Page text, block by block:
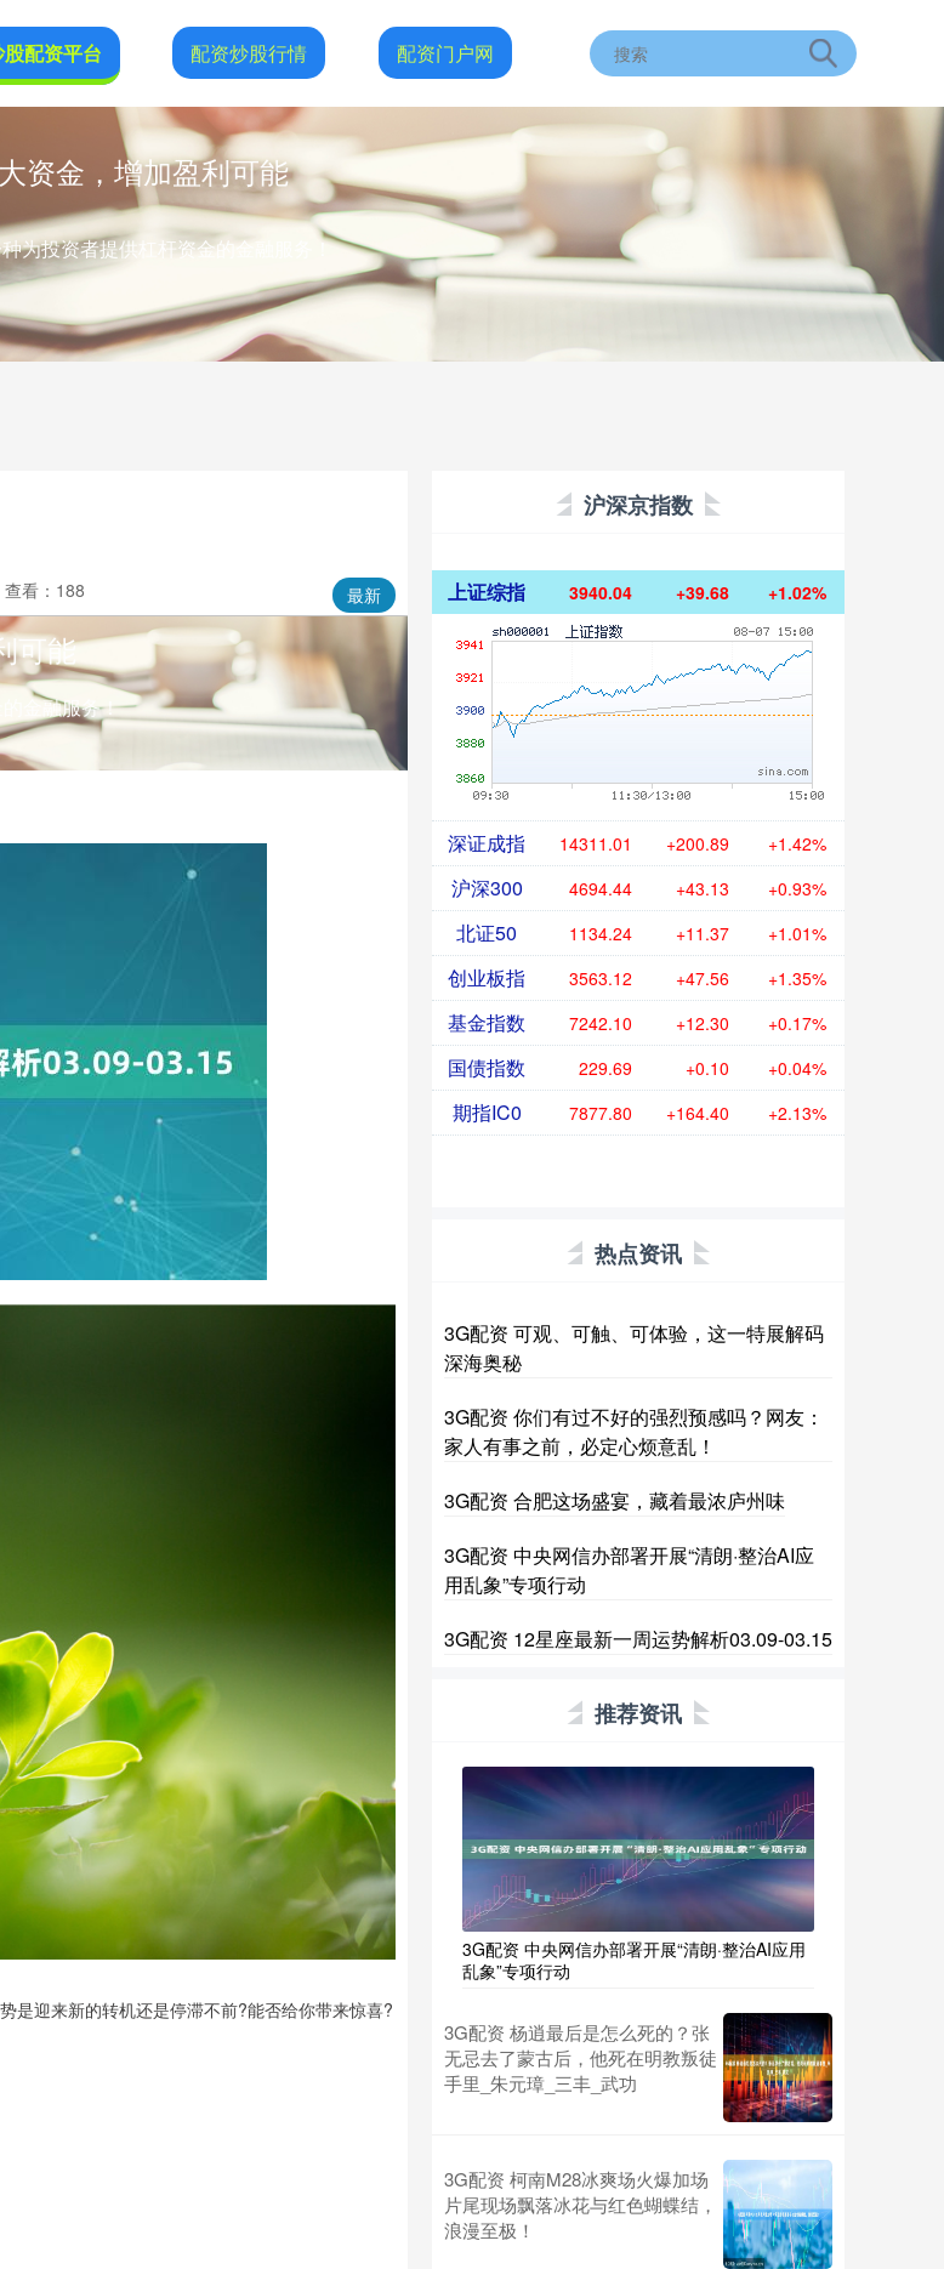
配资平台 配资炒股行情 配资门户网
资金，增加盈利可能
为投资者提供杠杆资金的金融服务！
最新
查看：188
可能
金融服务！
迎来新的转机还是停滞不前?能否给你带来惊喜?
沪深京指数
上证综指 3940.04 +39.68 +1.02%
深证成指 14311.01 +200.89 +1.42%
沪深300 4694.44 +43.13 +0.93%
北证50 1134.24 +11.37 +1.01%
创业板指 3563.12 +47.56 +1.35%
基金指数 7242.10 +12.30 +0.17%
国债指数 229.69 +0.10 +0.04%
期指IC0 7877.80 +164.40 +2.13%
热点资讯
3G配资 可观、可触、可体验，这一特展解码
深海奥秘
3G配资 你们有过不好的强烈预感吗？网友：
家人有事之前，必定心烦意乱！
3G配资 合肥这场盛宴，藏着最浓庐州味
3G配资 中央网信办部署开展“清朗·整治AI应
用乱象”专项行动
3G配资 12星座最新一周运势解析03.09-03.15
推荐资讯
3G配资 中央网信办部署开展“清朗·整治AI应用
乱象”专项行动
3G配资 杨逍最后是怎么死的？张
无忌去了蒙古后，他死在明教叛徒
手里_朱元璋_三丰_武功
3G配资 柯南M28冰爽场火爆加场
片尾现场飘落冰花与红色蝴蝶结，
浪漫至极！